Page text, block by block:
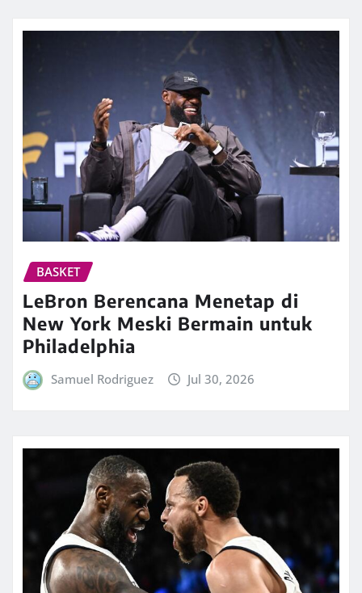
BASKET
LeBron Berencana Menetap di
New York Meski Bermain untuk
Philadelphia
Samuel Rodriguez Jul 30, 2026